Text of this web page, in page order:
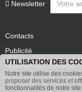
Publicité
Abonnement Batiactu
Voir les contenus+ de
UTILISATION DES
Notre site utilise des
proposer des services et
fonctionnalités de notre